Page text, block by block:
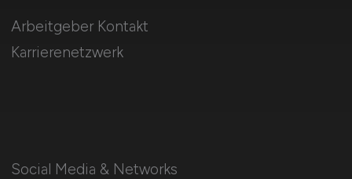
Social Media & Networks
Arbeitgeber Kontakt
Karrierenetzwerk